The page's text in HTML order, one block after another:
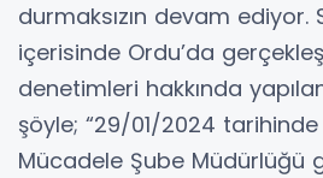
durmaksızın devam
içerisinde Ordu’da
denetimleri hakkında
şöyle; “29/01/2024
Mücadele Şube Müdürlüğü